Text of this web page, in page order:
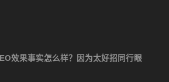
效果事实怎么样？因为太好招同行眼